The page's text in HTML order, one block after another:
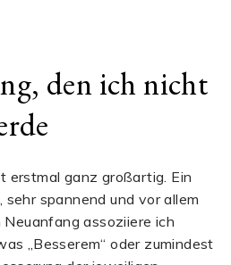
den ich nicht
erstmal ganz großartig. Ein
spannend und vor allem
assoziiere ich
„Besserem“ oder zumindest